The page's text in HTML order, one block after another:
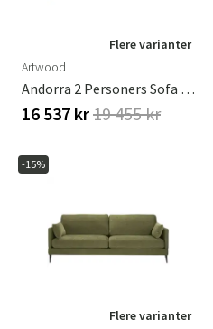
Flere varianter
Artwood
Andorra 2 Personers Sofa Hailey Taupe
16 537 kr19 455 kr
-15%
Flere varianter